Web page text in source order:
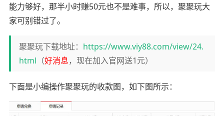
能力够好，那半小时赚50元也不是难事，所以，聚聚玩大
家可别错过了。
聚聚玩下载地址： https://www.viy88.com/view/24.
html （好消息，现在加入官网送1元）
下面是小编操作聚聚玩的收款图，如下图所示：